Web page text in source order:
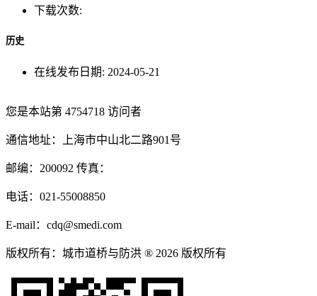
下载次数:
历史
在线发布日期: 2024-05-21
您是本站第 4754718 访问者
通信地址：上海市中山北二路901号
邮编：200092 传真：
电话：021-55008850
E-mail：cdq@smedi.com
版权所有：城市道桥与防洪 ® 2026 版权所有